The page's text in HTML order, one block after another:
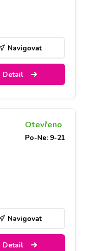
Navigovat
Detail
Otevřeno
Po-Ne: 9-21
Navigovat
Detail